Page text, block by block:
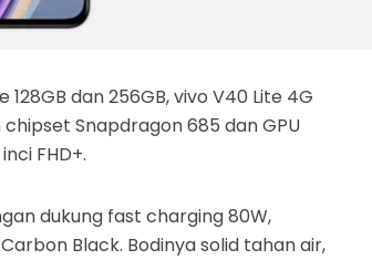
dan 256GB, vivo V40 Lite 4G
Snapdragon 685 dan GPU
FHD+.
dukung fast charging 80W,
Black. Bodinya solid tahan air,